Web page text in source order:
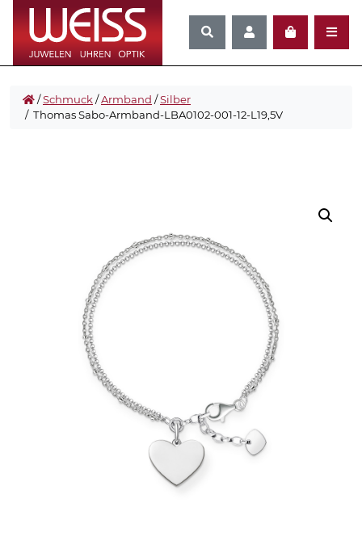
/Schmuck/Armband /Silber
/ Thomas Sabo-Armband-LBA0102-001-12-L19,5V